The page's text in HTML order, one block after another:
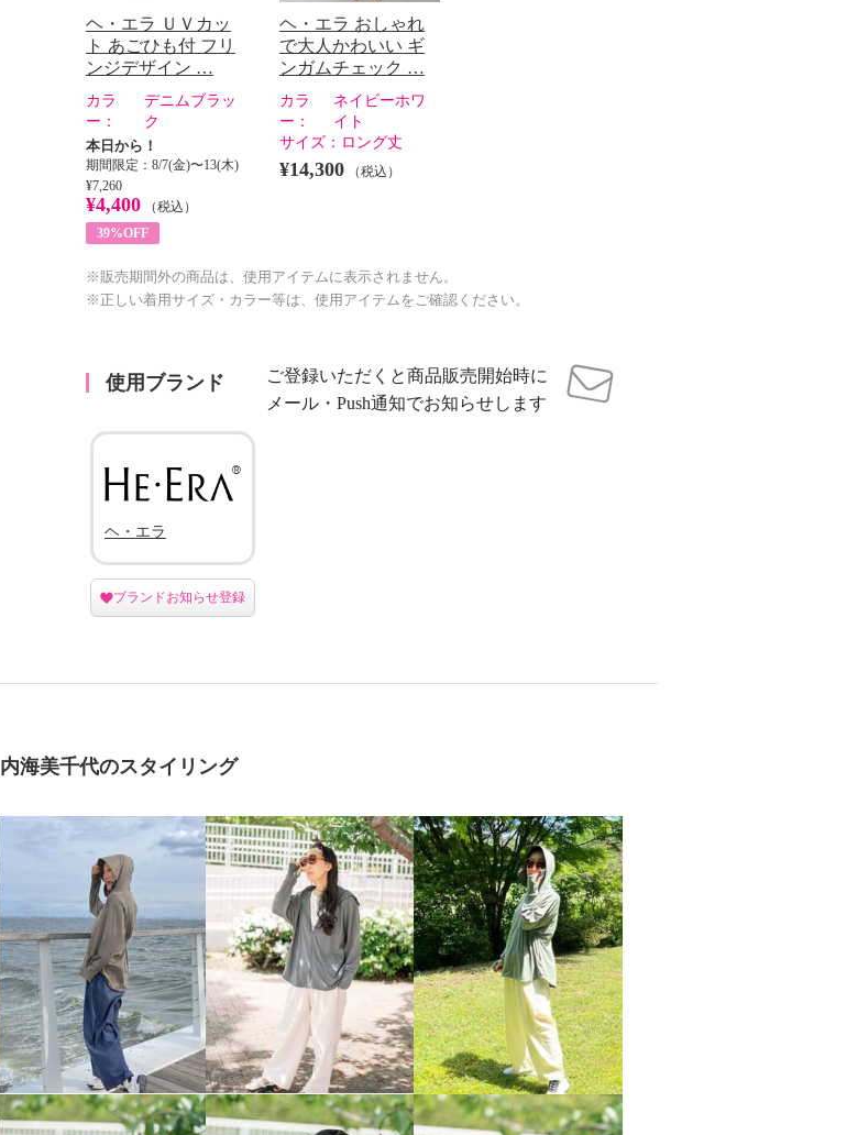
ヘ・エラ ＵＶカッ
ト あごひも付 フリ
ンジデザイン …
カラ
ー：
デニムブラッ
ク
本日から！
期間限定：8/7(金)〜13(木)
¥7,260
¥4,400
（税込）
39%OFF
ヘ・エラ おしゃれ
で大人かわいい ギ
ンガムチェック …
カラ
ー：
ネイビーホワ
イト
サイズ： ロング丈
¥14,300 （税込）
※販売期間外の商品は、使用アイテムに表示されません。
※正しい着用サイズ・カラー等は、使用アイテムをご確認ください。
使用ブランド
ご登録いただくと商品販売開始時に
メール・Push通知でお知らせします
ヘ・エラ
ブランドお知らせ登録
内海美千代のスタイリング